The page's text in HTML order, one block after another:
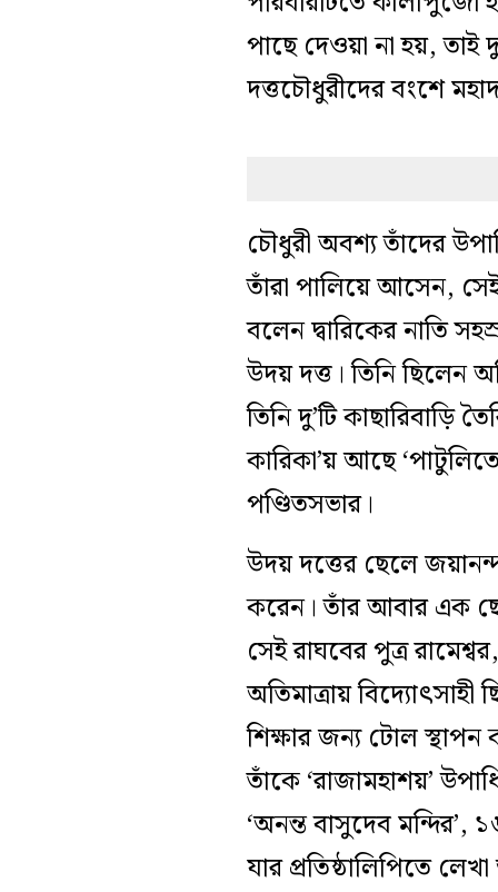
পাছে দেওয়া না হয়, তাই
দত্তচৌধুরীদের বংশে
চৌধুরী অবশ্য তাঁদের
তাঁরা পালিয়ে আসেন,
বলেন দ্বারিকের নাতি
উদয় দত্ত। তিনি ছিলেন
তিনি দু’টি
কারিকা’য় আছে
পণ্ডিতসভার।
উদয় দত্তের ছেলে
করেন। তাঁর আবার এক
সেই রাঘবের পুত্র
অতিমাত্রায়
শিক্ষার জন্য টোল স্থাপন
তাঁকে ‘রাজামহাশয়’
‘অনন্ত বাসুদেব
যার প্রতিষ্ঠালিপিতে